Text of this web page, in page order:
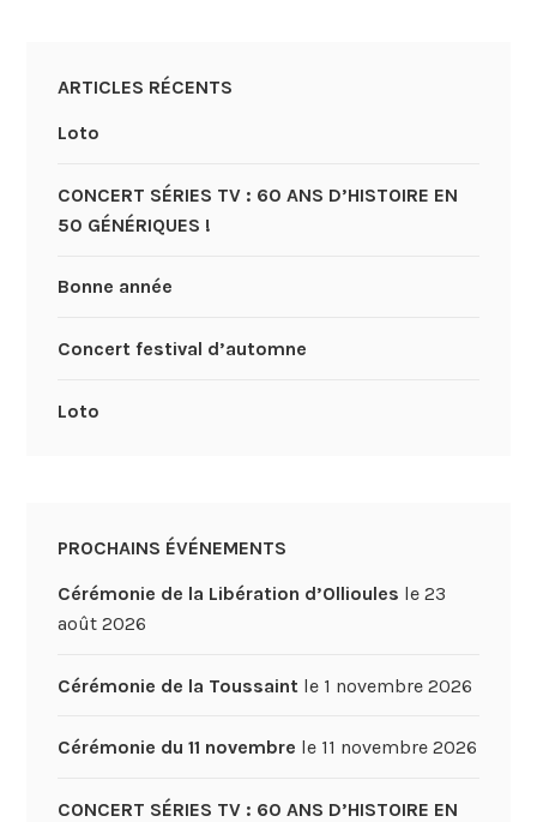
ARTICLES RÉCENTS
Loto
CONCERT SÉRIES TV : 60 ANS D’HISTOIRE EN
50 GÉNÉRIQUES !
Bonne année
Concert festival d’automne
Loto
PROCHAINS ÉVÉNEMENTS
Cérémonie de la Libération d’Ollioules le 23
août 2026
Cérémonie de la Toussaint le 1 novembre 2026
Cérémonie du 11 novembre le 11 novembre 2026
CONCERT SÉRIES TV : 60 ANS D’HISTOIRE EN